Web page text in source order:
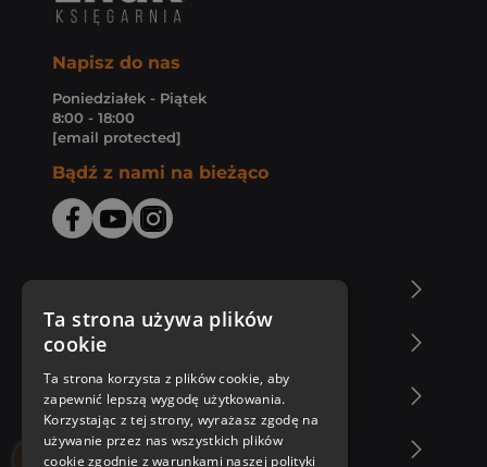
Napisz do nas
Poniedziałek - Piątek
8:00 - 18:00
[email protected]
Bądź z nami na bieżąco
Zakupy u nas
Nasza oferta
Nasi autorzy
Ta strona używa plików
cookie
Ta strona korzysta z plików cookie, aby
zapewnić lepszą wygodę użytkowania.
Korzystając z tej strony, wyrażasz zgodę na
używanie przez nas wszystkich plików
cookie zgodnie z warunkami naszej polityki